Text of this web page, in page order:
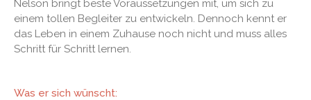
Nelson bringt beste Voraussetzungen mit, um sich zu
einem tollen Begleiter zu entwickeln. Dennoch kennt er
das Leben in einem Zuhause noch nicht und muss alles
Schritt für Schritt lernen.
Was er sich wünscht: